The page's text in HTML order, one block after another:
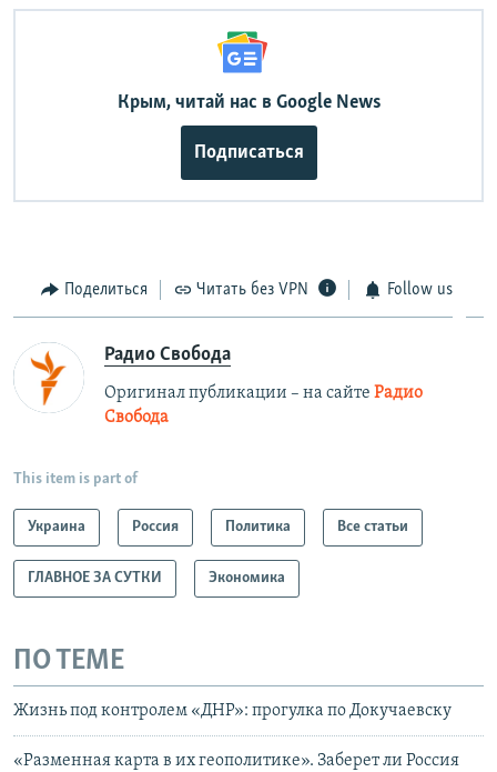
Крым, читай нас в Google News
Подписаться
Поделиться Читать без VPN Follow us
Радио Свобода
Оригинал публикации – на сайте Радио
Свобода
This item is part of
Украина Россия Политика Все статьи
ГЛАВНОЕ ЗА СУТКИ Экономика
ПО ТЕМЕ
Жизнь под контролем «ДНР»: прогулка по Докучаевску
«Разменная карта в их геополитике». Заберет ли Россия